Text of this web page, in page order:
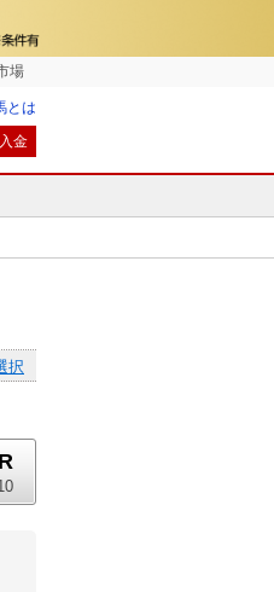
場
とは
入金
択